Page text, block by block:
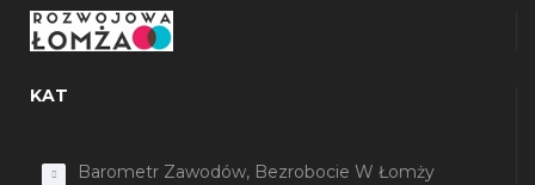
KAT
Barometr Zawodów, Bezrobocie W Łomży